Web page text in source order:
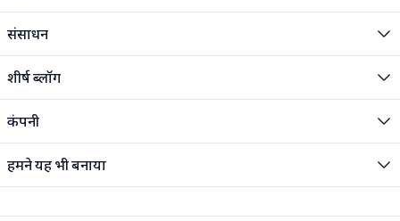
संसाधन
शीर्ष ब्लॉग
कंपनी
हमने यह भी बनाया